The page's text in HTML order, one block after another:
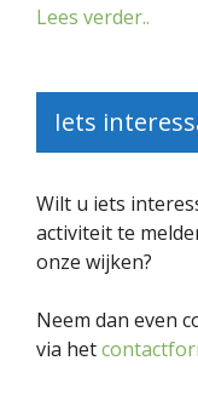
Lees verder..
Iets
Wilt u iets
activiteit te
onze wijken?
Neem dan even
via het